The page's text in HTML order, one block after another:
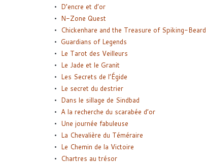
D’encre et d’or
N-Zone Quest
Chickenhare and the Treasure of Spiking-Beard
Guardians of Legends
Le Tarot des Veilleurs
Le Jade et le Granit
Les Secrets de l’Égide
Le secret du destrier
Dans le sillage de Sindbad
A la recherche du scarabée d’or
Une journée fabuleuse
La Chevalière du Téméraire
Le Chemin de la Victoire
Chartres au trésor